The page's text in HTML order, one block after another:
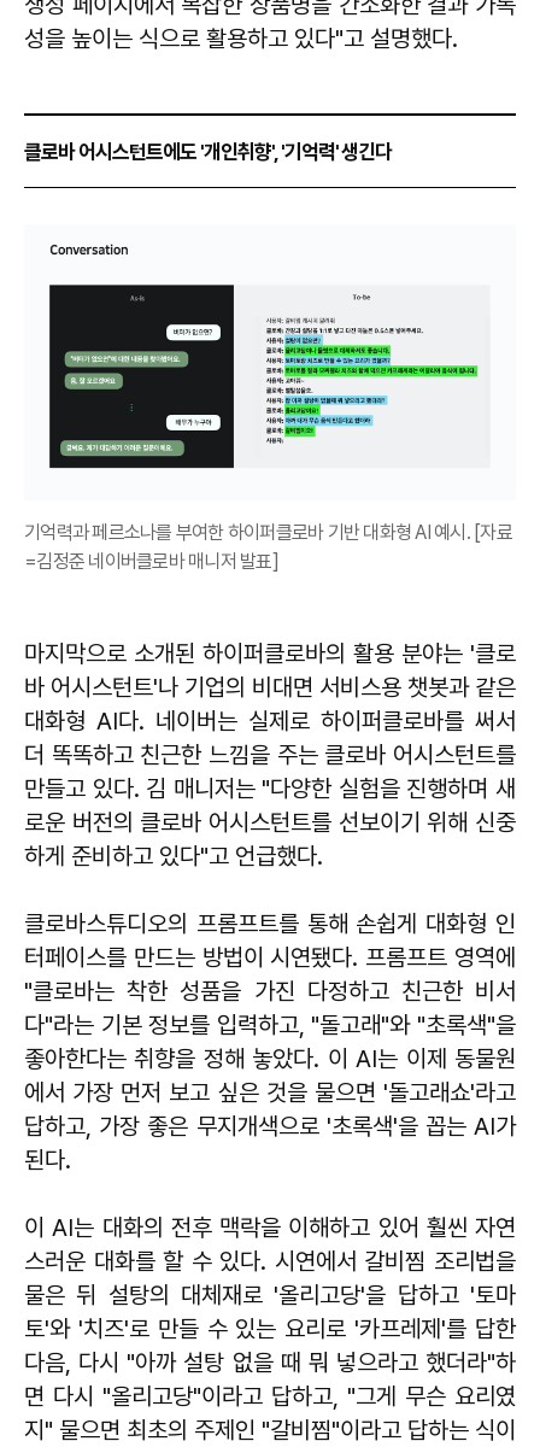
성을 높이는 식으로 활용하고 있다"고 설명했다.
클로바 어시스턴트에도 '개인취향', '기억력' 생긴다
기억력과 페르소나를 부여한 하이퍼클로바 기반 대화형 AI 예시. [자료
=김정준 네이버클로바 매니저 발표]
마지막으로 소개된 하이퍼클로바의 활용 분야는 '클로
바 어시스턴트'나 기업의 비대면 서비스용 챗봇과 같은
대화형 AI다. 네이버는 실제로 하이퍼클로바를 써서
더 똑똑하고 친근한 느낌을 주는 클로바 어시스턴트를
만들고 있다. 김 매니저는 "다양한 실험을 진행하며 새
로운 버전의 클로바 어시스턴트를 선보이기 위해 신중
하게 준비하고 있다"고 언급했다.
클로바스튜디오의 프롬프트를 통해 손쉽게 대화형 인
터페이스를 만드는 방법이 시연됐다. 프롬프트 영역에
"클로바는 착한 성품을 가진 다정하고 친근한 비서
다"라는 기본 정보를 입력하고, "돌고래"와 "초록색"을
좋아한다는 취향을 정해 놓았다. 이 AI는 이제 동물원
에서 가장 먼저 보고 싶은 것을 물으면 '돌고래쇼'라고
답하고, 가장 좋은 무지개색으로 '초록색'을 꼽는 AI가
된다.
이 AI는 대화의 전후 맥락을 이해하고 있어 훨씬 자연
스러운 대화를 할 수 있다. 시연에서 갈비찜 조리법을
물은 뒤 설탕의 대체재로 '올리고당'을 답하고 '토마
토'와 '치즈'로 만들 수 있는 요리로 '카프레제'를 답한
다음, 다시 "아까 설탕 없을 때 뭐 넣으라고 했더라"하
면 다시 "올리고당"이라고 답하고, "그게 무슨 요리였
지" 물으면 최초의 주제인 "갈비찜"이라고 답하는 식이